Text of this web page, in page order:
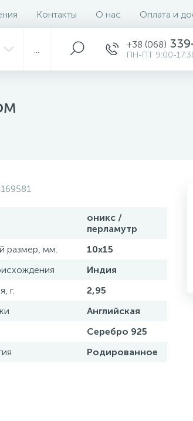
Контакты О нас Оплата и
+38 (068)
ПН-ПТ 9:00-
оникс /
перламутр
размер, мм.
10х15
Индия
г.
2,95
Английская
Серебро 925
Родированное